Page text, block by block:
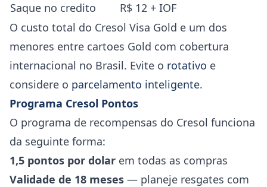
Saque no credito
R$ 12 + IOF
O custo total do Cresol Visa Gold e um dos
menores entre cartoes Gold com cobertura
internacional no Brasil. Evite o rotativo e
considere o parcelamento inteligente.
Programa Cresol Pontos
O programa de recompensas do Cresol funciona
da seguinte forma:
1,5 pontos por dolar em todas as compras
Validade de 18 meses — planeje resgates com